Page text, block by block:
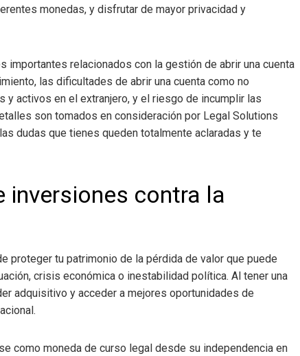
monedas, y disfrutar de mayor privacidad y
importantes relacionados con la gestión de abrir una cuenta
las dificultades de abrir una cuenta como no
activos en el extranjero, y el riesgo de incumplir las
son tomados en consideración por Legal Solutions
dudas que tienes queden totalmente aclaradas y te
inversiones contra la
proteger tu patrimonio de la pérdida de valor que puede
crisis económica o inestabilidad política. Al tener una
adquisitivo y acceder a mejores oportunidades de
como moneda de curso legal desde su independencia en